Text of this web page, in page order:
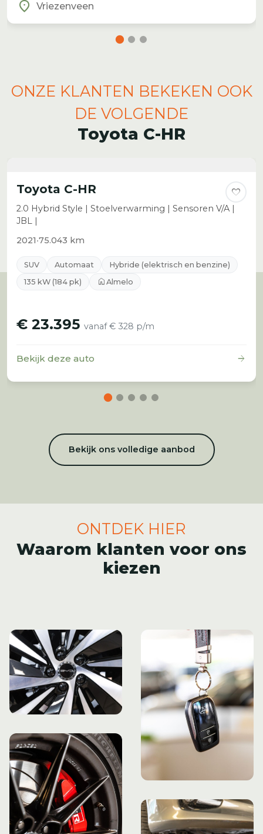
location_on Vriezenveen
ONZE KLANTEN BEKEKEN OOK
DE VOLGENDE
Toyota C-HR
Toyota C-HR favorite
2.0 Hybrid Style | Stoelverwarming | Sensoren V/A |
JBL |
2021•75.043 km
SUV Automaat
Hybride (elektrisch en benzine)
135 kW (184 pk)
home Almelo
€ 23.395 vanaf € 328 p/m
Bekijk deze auto arrow_forward
Bekijk ons volledige aanbod
ONTDEK HIER
Waarom klanten voor ons
kiezen